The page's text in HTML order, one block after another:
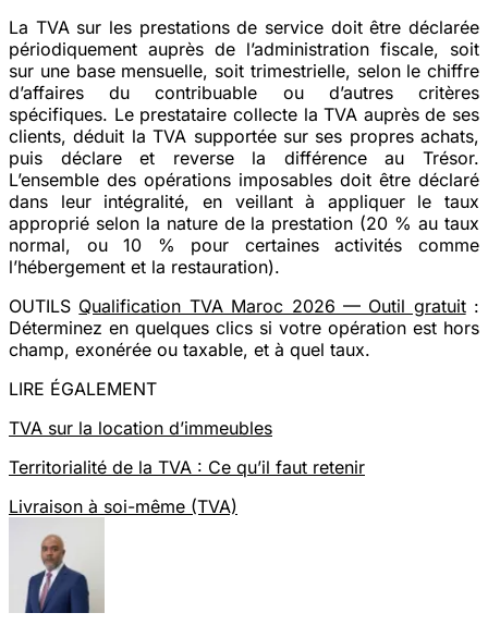
La TVA sur les prestations de service doit être déclarée
périodiquement auprès de l’administration fiscale, soit
sur une base mensuelle, soit trimestrielle, selon le chiffre
d’affaires du contribuable ou d’autres critères
spécifiques. Le prestataire collecte la TVA auprès de ses
clients, déduit la TVA supportée sur ses propres achats,
puis déclare et reverse la différence au Trésor.
L’ensemble des opérations imposables doit être déclaré
dans leur intégralité, en veillant à appliquer le taux
approprié selon la nature de la prestation (20 % au taux
normal, ou 10 % pour certaines activités comme
l’hébergement et la restauration).
OUTILS Qualification TVA Maroc 2026 — Outil gratuit:
Déterminez en quelques clics si votre opération est hors
champ, exonérée ou taxable, et à quel taux.
LIRE ÉGALEMENT
TVA sur la location d’immeubles
Territorialité de la TVA : Ce qu’il faut retenir
Livraison à soi-même (TVA)